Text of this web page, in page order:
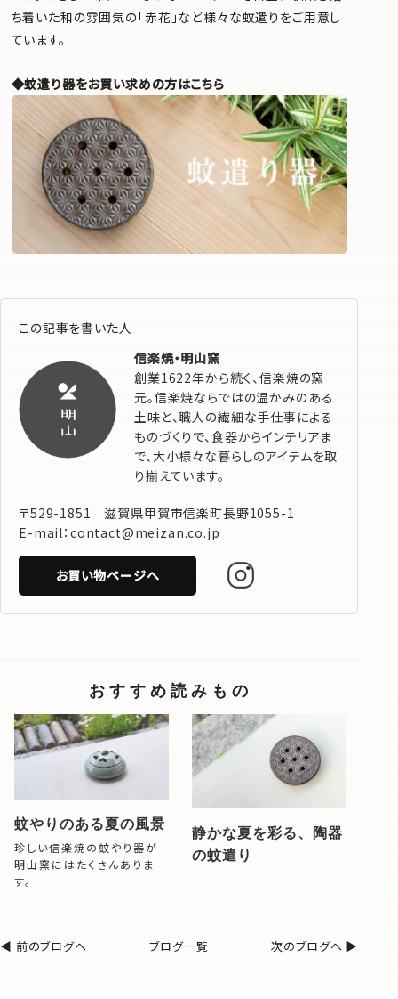
ち着いた和の雰囲気の「赤花」など様々な蚊遣りをご用意し
ています。
◆蚊遣り器をお買い求めの方はこちら
この記事を書いた人
信楽焼・明山窯
創業1622年から続く、信楽焼の窯
元。信楽焼ならではの温かみのある
土味と、職人の繊細な手仕事による
ものづくりで、食器からインテリアま
で、大小様々な暮らしのアイテムを取
り揃えています。
〒529-1851 滋賀県甲賀市信楽町長野1055-1
E-mail：contact@meizan.co.jp
お買い物ページへ
おすすめ読みもの
蚊やりのある夏の風景
珍しい信楽焼の蚊やり器が
明山窯にはたくさんありま
す。
静かな夏を彩る、陶器
の蚊遣り
◀︎ 前のブログへ ブログ一覧 次のブログへ ▶︎